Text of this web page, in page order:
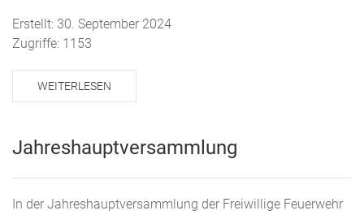
Erstellt: 30. September 2024
Zugriffe: 1153
WEITERLESEN
Jahreshauptversammlung
In der Jahreshauptversammlung der Freiwillige Feuerwehr